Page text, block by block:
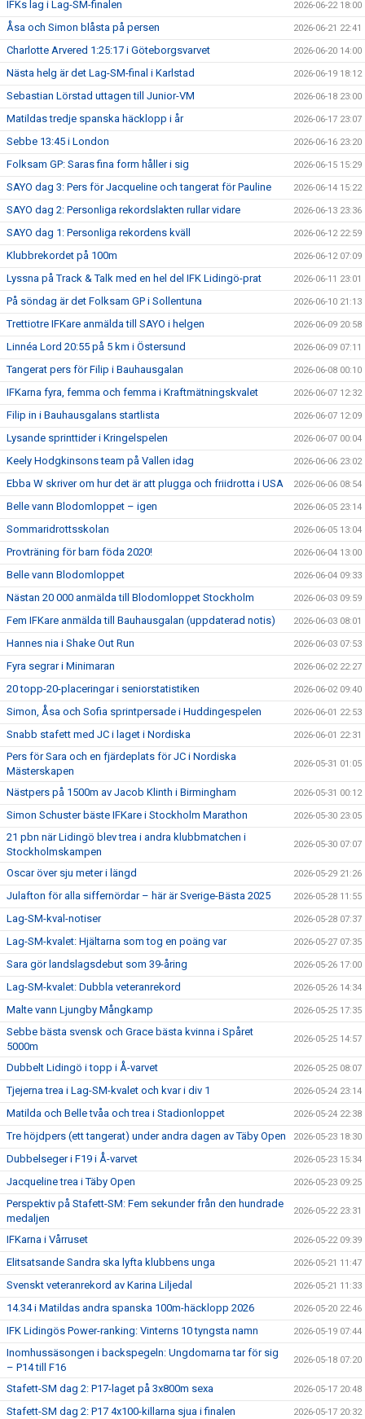
IFKs lag i Lag-SM-finalen 2026-06-22 18:00
Åsa och Simon blåsta på persen 2026-06-21 22:41
Charlotte Arvered 1:25:17 i Göteborgsvarvet 2026-06-20 14:00
Nästa helg är det Lag-SM-final i Karlstad 2026-06-19 18:12
Sebastian Lörstad uttagen till Junior-VM 2026-06-18 23:00
Matildas tredje spanska häcklopp i år 2026-06-17 23:07
Sebbe 13:45 i London 2026-06-16 23:20
Folksam GP: Saras fina form håller i sig 2026-06-15 15:29
SAYO dag 3: Pers för Jacqueline och tangerat för Pauline 2026-06-14 15:22
SAYO dag 2: Personliga rekordslakten rullar vidare 2026-06-13 23:36
SAYO dag 1: Personliga rekordens kväll 2026-06-12 22:59
Klubbrekordet på 100m 2026-06-12 07:09
Lyssna på Track & Talk med en hel del IFK Lidingö-prat 2026-06-11 23:01
På söndag är det Folksam GP i Sollentuna 2026-06-10 21:13
Trettiotre IFKare anmälda till SAYO i helgen 2026-06-09 20:58
Linnéa Lord 20:55 på 5 km i Östersund 2026-06-09 07:11
Tangerat pers för Filip i Bauhausgalan 2026-06-08 00:10
IFKarna fyra, femma och femma i Kraftmätningskvalet 2026-06-07 12:32
Filip in i Bauhausgalans startlista 2026-06-07 12:09
Lysande sprinttider i Kringelspelen 2026-06-07 00:04
Keely Hodgkinsons team på Vallen idag 2026-06-06 23:02
Ebba W skriver om hur det är att plugga och friidrotta i USA 2026-06-06 08:54
Belle vann Blodomloppet – igen 2026-06-05 23:14
Sommaridrottsskolan 2026-06-05 13:04
Provträning för barn föda 2020! 2026-06-04 13:00
Belle vann Blodomloppet 2026-06-04 09:33
Nästan 20 000 anmälda till Blodomloppet Stockholm 2026-06-03 09:59
Fem IFKare anmälda till Bauhausgalan (uppdaterad notis) 2026-06-03 08:01
Hannes nia i Shake Out Run 2026-06-03 07:53
Fyra segrar i Minimaran 2026-06-02 22:27
20 topp-20-placeringar i seniorstatistiken 2026-06-02 09:40
Simon, Åsa och Sofia sprintpersade i Huddingespelen 2026-06-01 22:53
Snabb stafett med JC i laget i Nordiska 2026-06-01 22:31
Pers för Sara och en fjärdeplats för JC i Nordiska
Mästerskapen
2026-05-31 01:05
Nästpers på 1500m av Jacob Klinth i Birmingham 2026-05-31 00:12
Simon Schuster bäste IFKare i Stockholm Marathon 2026-05-30 23:05
21 pbn när Lidingö blev trea i andra klubbmatchen i
Stockholmskampen
2026-05-30 07:07
Oscar över sju meter i längd 2026-05-29 21:26
Julafton för alla siffernördar – här är Sverige-Bästa 2025 2026-05-28 11:55
Lag-SM-kval-notiser 2026-05-28 07:37
Lag-SM-kvalet: Hjältarna som tog en poäng var 2026-05-27 07:35
Sara gör landslagsdebut som 39-åring 2026-05-26 17:00
Lag-SM-kvalet: Dubbla veteranrekord 2026-05-26 14:34
Malte vann Ljungby Mångkamp 2026-05-25 17:35
Sebbe bästa svensk och Grace bästa kvinna i Spåret
5000m
2026-05-25 14:57
Dubbelt Lidingö i topp i Å-varvet 2026-05-25 08:07
Tjejerna trea i Lag-SM-kvalet och kvar i div 1 2026-05-24 23:14
Matilda och Belle tvåa och trea i Stadionloppet 2026-05-24 22:38
Tre höjdpers (ett tangerat) under andra dagen av Täby Open 2026-05-23 18:30
Dubbelseger i F19 i Å-varvet 2026-05-23 15:34
Jacqueline trea i Täby Open 2026-05-23 09:25
Perspektiv på Stafett-SM: Fem sekunder från den hundrade
medaljen
2026-05-22 23:31
IFKarna i Vårruset 2026-05-22 09:39
Elitsatsande Sandra ska lyfta klubbens unga 2026-05-21 11:47
Svenskt veteranrekord av Karina Liljedal 2026-05-21 11:33
14.34 i Matildas andra spanska 100m-häcklopp 2026 2026-05-20 22:46
IFK Lidingös Power-ranking: Vinterns 10 tyngsta namn 2026-05-19 07:44
Inomhussäsongen i backspegeln: Ungdomarna tar för sig
– P14 till F16
2026-05-18 07:20
Stafett-SM dag 2: P17-laget på 3x800m sexa 2026-05-17 20:48
Stafett-SM dag 2: P17 4x100-killarna sjua i finalen 2026-05-17 20:32